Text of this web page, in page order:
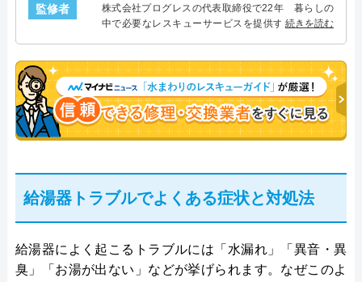
監修者
株式会社プログレスの代表取締役で22年 暮らしの
中で必要なレスキューサービスを提供する株式会社
決。多くのお客様に信頼される「給湯器」のスペシ
ャリスト。
続きを読む
給湯器トラブルでよくある症状と対処法
給湯器によく起こるトラブルには「水漏れ」「異音・異
臭」「お湯が出ない」などが挙げられます。なぜこのよ